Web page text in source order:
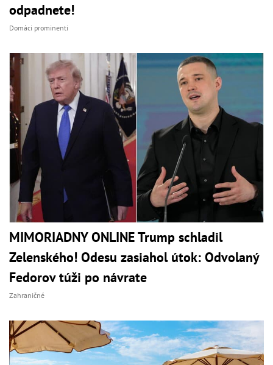
odpadnete!
Domáci prominenti
MIMORIADNY ONLINE Trump schladil
Zelenského! Odesu zasiahol útok: Odvolaný
Fedorov túži po návrate
Zahraničné